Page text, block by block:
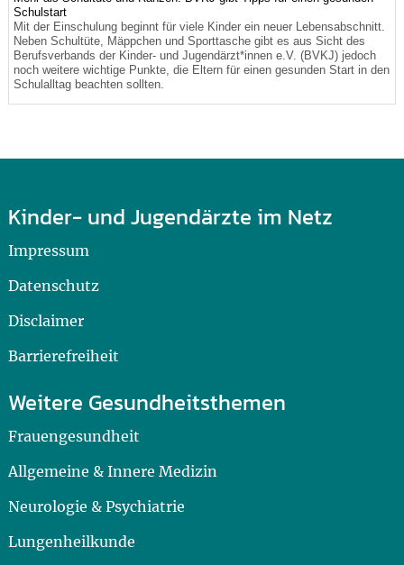
Schulstart
Mit der Einschulung beginnt für viele Kinder ein neuer Lebensabschnitt.
Neben Schultüte, Mäppchen und Sporttasche gibt es aus Sicht des
Berufsverbands der Kinder- und Jugendärzt*innen e.V. (BVKJ) jedoch
noch weitere wichtige Punkte, die Eltern für einen gesunden Start in den
Schulalltag beachten sollten.
Kinder- und Jugendärzte im Netz
Impressum
Datenschutz
Disclaimer
Barrierefreiheit
Weitere Gesundheitsthemen
Frauengesundheit
Allgemeine & Innere Medizin
Neurologie & Psychiatrie
Lungenheilkunde